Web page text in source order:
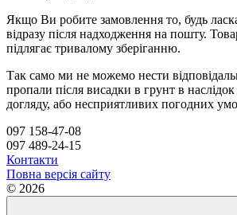
Якщо Ви робите замовлення то, будь
відразу після надходження на пошту.
підлягає тривалому зберіганню.
Так само ми не можемо нести
пропали після висадки в грунт в
догляду, або несприятливих погодних
097 158-47-08
097 489-24-15
Контакти
Повна версія сайту
© 2026